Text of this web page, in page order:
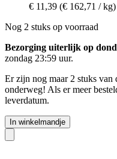
€ 11,39 (€ 162,71 / kg)
Nog 2 stuks op voorraad
Bezorging uiterlijk op
zondag 23:59 uur.
Er zijn nog maar 2 stuks
onderweg! Als er meer
leverdatum.
In winkelmandje